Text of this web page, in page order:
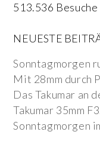
513.536 Besuche
NEUESTE
Sonntagmorgen
Mit 28mm durch
Das Takumar an
Takumar 35mm
Sonntagmorgen